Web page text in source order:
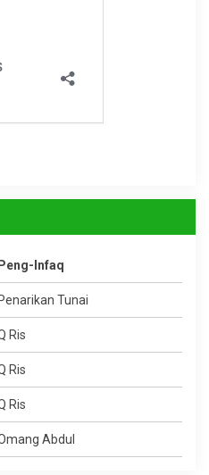
Peng-Infaq
Penarikan Tunai
Ris
Ris
Ris
Abdul